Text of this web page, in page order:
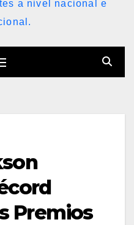
a nivel nacional e
Premios